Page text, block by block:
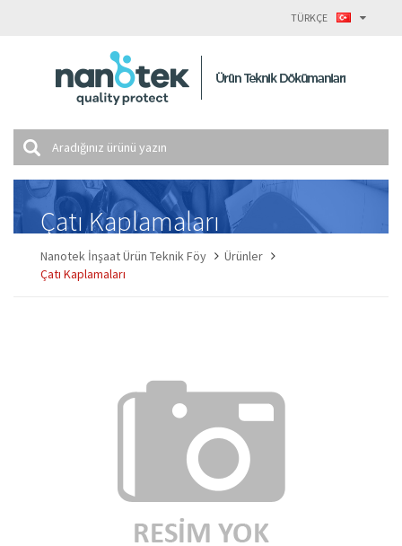
TÜRKÇE
Çatı Kaplamaları
Nanotek İnşaat Ürün Teknik Föy
Ürünler
Çatı Kaplamaları